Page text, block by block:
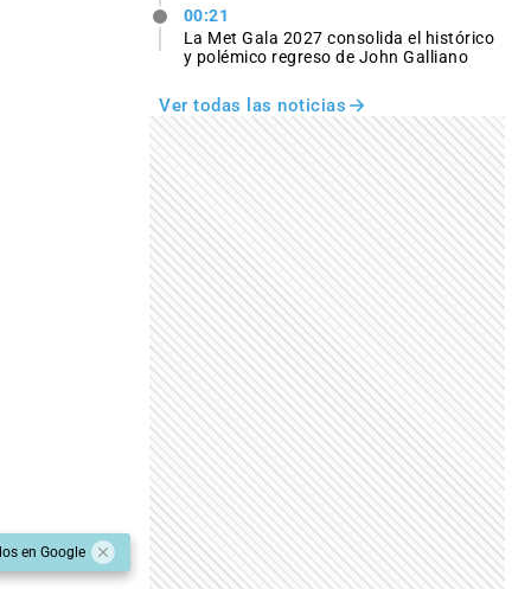
en Google
00:21
La Met Gala 2027 consolida el histórico
y polémico regreso de John Galliano
Ver todas las noticias